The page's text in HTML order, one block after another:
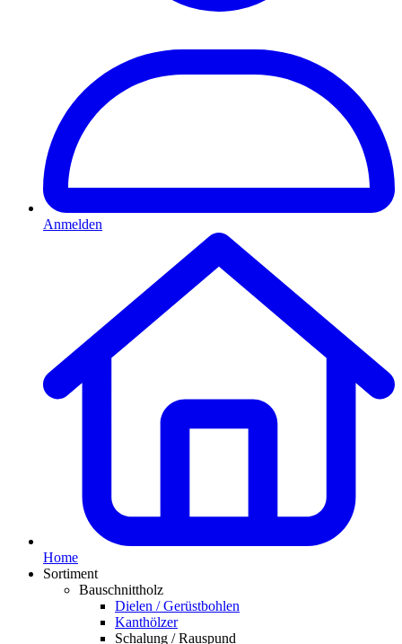
Anmelden
Home
Sortiment
Bauschnittholz
Dielen / Gerüstbohlen
Kanthölzer
Schalung / Rauspund